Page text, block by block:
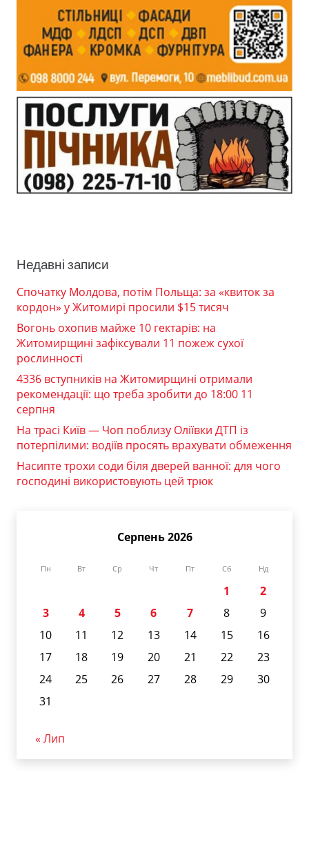
Недавні записи
Спочатку Молдова, потім Польща: за «квиток за
кордон» у Житомирі просили $15 тисяч
Вогонь охопив майже 10 гектарів: на
Житомирщині зафіксували 11 пожеж сухої
рослинності
4336 вступників на Житомирщині отримали
рекомендації: що треба зробити до 18:00 11
серпня
На трасі Київ — Чоп поблизу Оліївки ДТП із
потерпілими: водіїв просять врахувати обмеження
Насипте трохи соди біля дверей ванної: для чого
господині використовують цей трюк
Серпень 2026
Пн Вт Ср Чт Пт Сб Нд
1
2
3
4 5 6 7 8
9
10
11 12 13 14 15
16
17
18 19 20 21 22
23
24
25 26 27 28 29
30
31
« Лип